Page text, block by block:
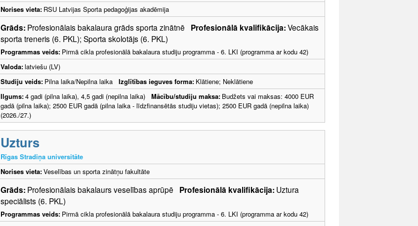
Norises vieta: RSU Latvijas Sporta pedagoģijas akadēmija
Grāds: Profesionālais bakalaura grāds sporta zinātnē Profesionālā kvalifikācija:Vecākais
sporta treneris (6. PKL); Sporta skolotājs (6. PKL)
Programmas veids: Pirmā cikla profesionālā bakalaura studiju programma - 6. LKI (programma ar kodu 42)
Valoda:latviešu (LV)
Studiju veids: Pilna laika/Nepilna laika Izglītības ieguves forma: Klātiene; Neklātiene
Ilgums:4 gadi (pilna laika), 4,5 gadi (nepilna laika) Mācību/studiju maksa: Budžets vai maksas: 4000 EUR
gadā (pilna laika); 2500 EUR gadā (pilna laika - līdzfinansētās studiju vietas); 2500 EUR gadā (nepilna laika)
(2026./27.)
Uzturs
Rīgas Stradiņa universitāte
Norises vieta:Veselības un sporta zinātņu fakultāte
Grāds: Profesionālais bakalaurs veselības aprūpē Profesionālā kvalifikācija: Uztura
speciālists (6. PKL)
Programmas veids: Pirmā cikla profesionālā bakalaura studiju programma - 6. LKI (programma ar kodu 42)